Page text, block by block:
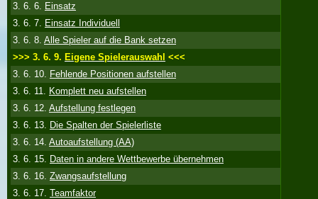
3. 6. 6. Einsatz
3. 6. 7. Einsatz Individuell
3. 6. 8. Alle Spieler auf die Bank setzen
>>> 3. 6. 9. Eigene Spielerauswahl <<<
3. 6. 10. Fehlende Positionen aufstellen
3. 6. 11. Komplett neu aufstellen
3. 6. 12. Aufstellung festlegen
3. 6. 13. Die Spalten der Spielerliste
3. 6. 14. Autoaufstellung (AA)
3. 6. 15. Daten in andere Wettbewerbe übernehmen
3. 6. 16. Zwangsaufstellung
3. 6. 17. Teamfaktor